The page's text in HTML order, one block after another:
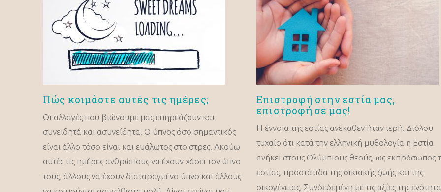
Πώς κοιμάστε αυτές τις ημέρες;
Οι αλλαγές που βιώνουμε μας επηρεάζουν και
συνειδητά και ασυνείδητα. Ο ύπνος όσο σημαντικός
είναι άλλο τόσο είναι και ευάλωτος στο στρες. Ακούω
αυτές τις ημέρες ανθρώπους να έχουν χάσει τον ύπνο
τους, άλλους να έχουν διαταραγμένο ύπνο και άλλους
Επιστροφή στην εστία μας,
επιστροφή σε μας!
Η έννοια της εστίας ανέκαθεν ήταν ιερή. Διόλου
τυχαίο ότι κατά την ελληνική μυθολογία η Εστία
ανήκει στους Ολύμπιους θεούς, ως εκπρόσωπος
εστίας, προστάτιδα της οικιακής ζωής και της
οικογένειας, Συνδεδεμένη με τις αξίες της